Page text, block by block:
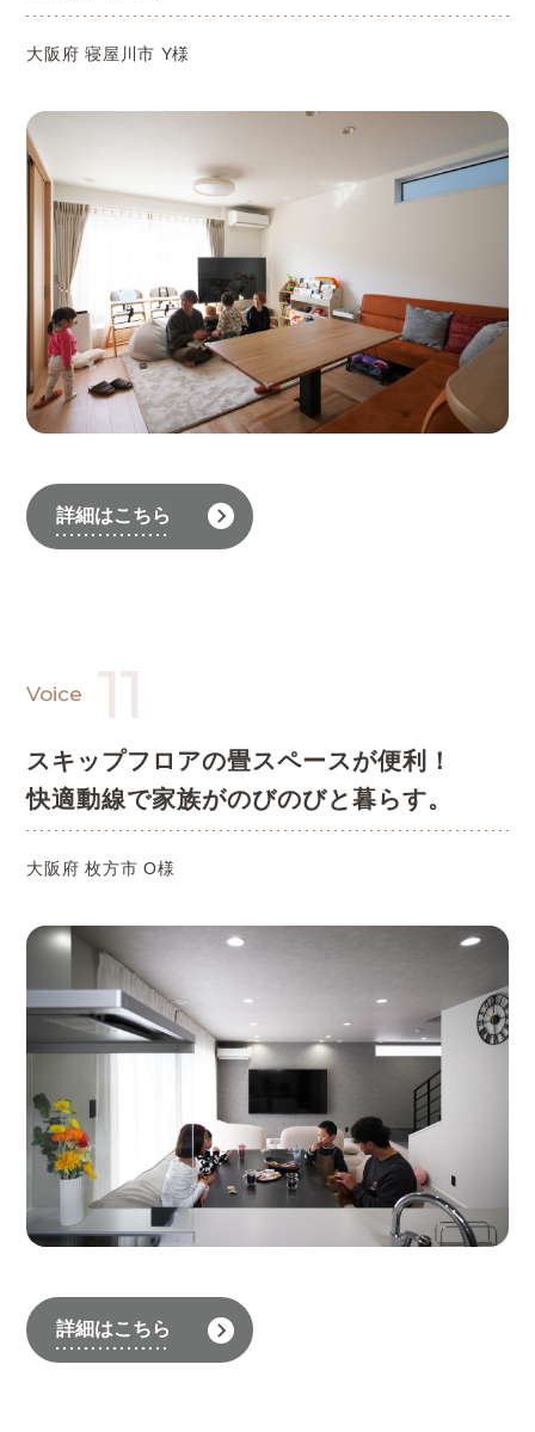
大阪府 寝屋川市 Y様
詳細はこちら
Voice 11
スキップフロアの畳スペースが便利！
快適動線で家族がのびのびと暮らす。
大阪府 枚方市 O様
詳細はこちら